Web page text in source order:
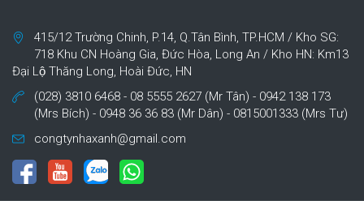
415/12 Trường Chinh, P.14, Q.Tân Bình, TP.HCM / Kho SG:
718 Khu CN Hoàng Gia, Đức Hòa, Long An / Kho HN: Km13
Đại Lộ Thăng Long, Hoài Đức, HN
(028) 3810 6468 - 08 5555 2627 (Mr Tân) - 0942 138 173
(Mrs Bích) - 0948 36 36 83 (Mr Dân) - 0815001333 (Mrs Tư)
congtynhaxanh@gmail.com